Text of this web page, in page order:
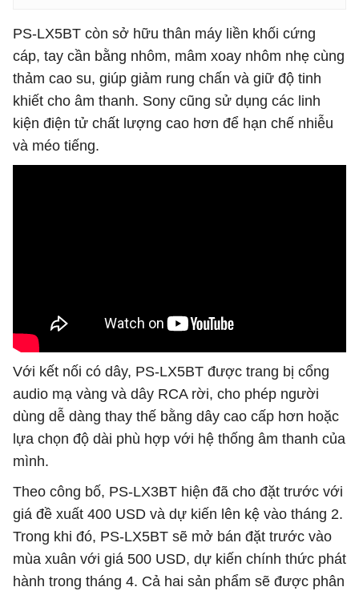
PS-LX5BT còn sở hữu thân máy liền khối cứng
cáp, tay cần bằng nhôm, mâm xoay nhôm nhẹ cùng
thảm cao su, giúp giảm rung chấn và giữ độ tinh
khiết cho âm thanh. Sony cũng sử dụng các linh
kiện điện tử chất lượng cao hơn để hạn chế nhiễu
và méo tiếng.
Với kết nối có dây, PS-LX5BT được trang bị cổng
audio mạ vàng và dây RCA rời, cho phép người
dùng dễ dàng thay thế bằng dây cao cấp hơn hoặc
lựa chọn độ dài phù hợp với hệ thống âm thanh của
mình.
Theo công bố, PS-LX3BT hiện đã cho đặt trước với
giá đề xuất 400 USD và dự kiến lên kệ vào tháng 2.
Trong khi đó, PS-LX5BT sẽ mở bán đặt trước vào
mùa xuân với giá 500 USD, dự kiến chính thức phát
hành trong tháng 4. Cả hai sản phẩm sẽ được phân